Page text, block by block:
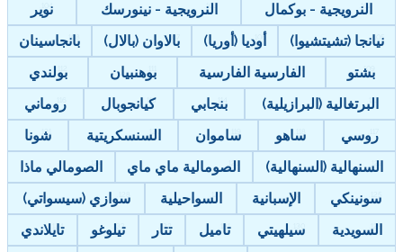
النرويجية - بوكمال
النرويجية - نينورسك
نوير
نيانجا (تشيتشيوا)
أوديا (أوريا) بالاوان (بالال)
بانجاسينان
بشتو
الفارسية الفارسية بوهنبيان
بولندي
البرتغالية (البرازيلية)
بنجابي كيانجوبال
روماني
روسي
ساهو ساموان السنسكريتية
شونا
السنهالية (السنهالية)
الصومالية ماي ماي
الصومالي ماذا
سونينكي
الإسبانية السواحيلية
سوازي (سيسواتي)
السويدية
سيلهيتي تاميل تتار تيلوغو
تايلاندي